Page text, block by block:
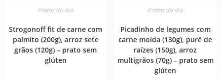
Pratos do dia
Strogonoff fit de carne com
palmito (200g), arroz sete
grãos (120g) – prato sem
glúten
Pratos do dia
Picadinho de legumes com
carne moída (130g), purê de
raízes (150g), arroz
multigrãos (70g) – prato sem
glúten